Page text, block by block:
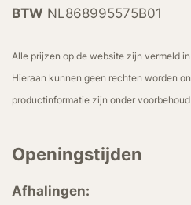
BTW NL868995575B01
Alle prijzen op de website zijn vermeld in
Hieraan kunnen geen rechten worden
productinformatie zijn onder
Openingstijden
Afhalingen: